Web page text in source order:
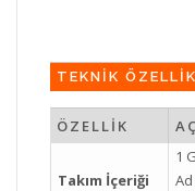
TEKNİK
ÖZELLİK
Takım İçeriği
1